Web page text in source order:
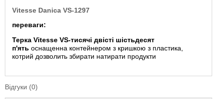
Vitesse Danica VS-1297
переваги:
Терка Vitesse VS-тисячі двісті шістьдесят
п'ять оснащенна контейнером з кришкою з пластика,
котрий дозволить збирати натирати продукти
Відгуки (0)